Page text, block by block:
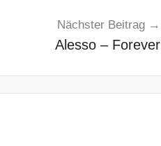
Nächster Beitrag
Alesso – Forever